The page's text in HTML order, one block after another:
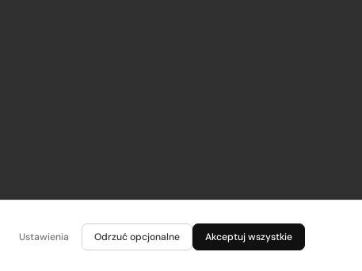
Ustawienia Odrzuć opcjonalne Akceptuj wszystkie